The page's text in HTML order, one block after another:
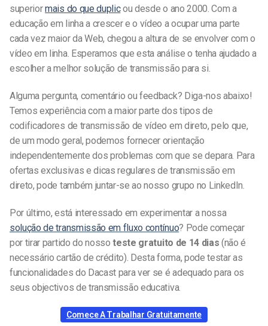
superiormais do que duplicou desde o ano 2000. Com a
educação em linha a crescer e o vídeo a ocupar uma parte
cada vez maior da Web, chegou a altura de se envolver com o
vídeo em linha. Esperamos que esta análise o tenha ajudado a
escolher a melhor solução de transmissão para si.
Alguma pergunta, comentário ou feedback? Diga-nos abaixo!
Temos experiência com a maior parte dos tipos de
codificadores de transmissão de vídeo em direto, pelo que,
de um modo geral, podemos fornecer orientação
independentemente dos problemas com que se depara. Para
ofertas exclusivas e dicas regulares de transmissão em
direto, pode também juntar-se ao nosso grupo no LinkedIn.
Por último, está interessado em experimentar a nossa
solução de transmissão em fluxo contínuo? Pode começar
por tirar partido do nossoteste gratuito de 14 dias (não é
necessário cartão de crédito). Desta forma, pode testar as
funcionalidades do Dacast para ver se é adequado para os
seus objectivos de transmissão educativa.
Comece A Trabalhar Gratuitamente